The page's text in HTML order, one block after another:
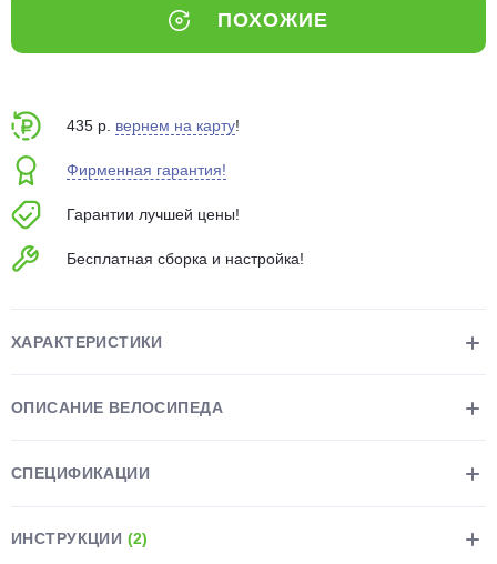
ПОХОЖИЕ
435 р. вернем на карту!
Фирменная гарантия!
Гарантии лучшей цены!
Бесплатная сборка и настройка!
ХАРАКТЕРИСТИКИ
ОПИСАНИЕ ВЕЛОСИПЕДА
СПЕЦИФИКАЦИИ
ИНСТРУКЦИИ (2)
Оставшиеся75% будут
Подробнее
plait.ru